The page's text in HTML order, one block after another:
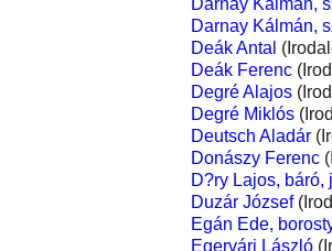
Darnay Kálmán,
Deák Antal
Deák Ferenc
Degré Alajos
Degré Miklós
Deutsch Aladár
Donászy Ferenc
D?ry Lajos, báró,
Duzár József
Egán Ede,
Egervári László